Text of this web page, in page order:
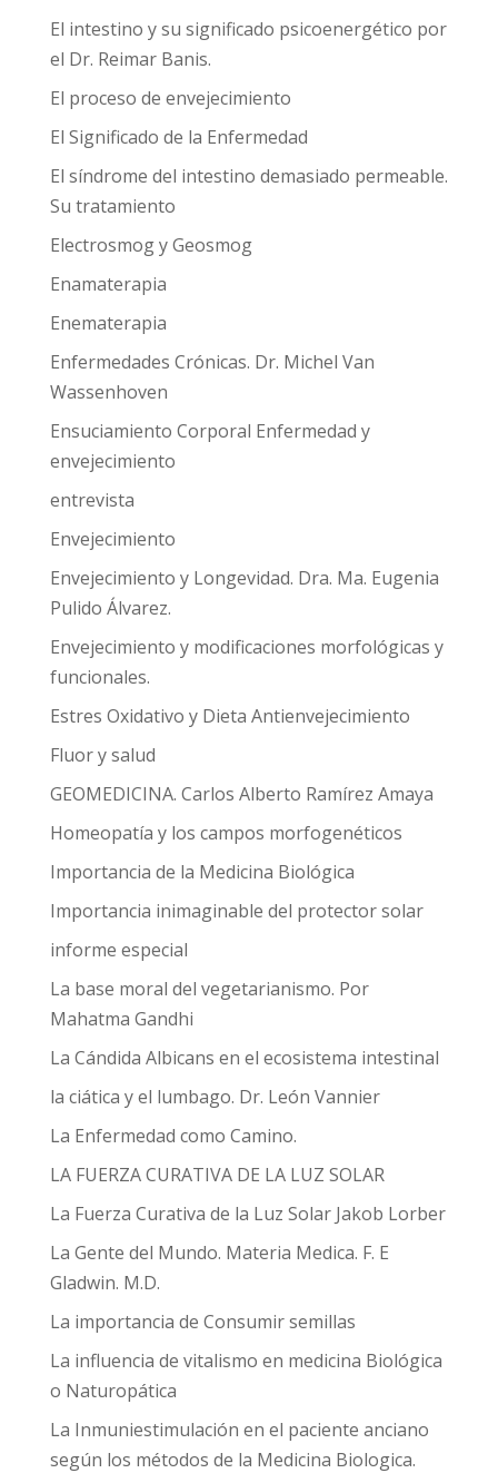
El intestino y su significado psicoenergético por
el Dr. Reimar Banis.
El proceso de envejecimiento
El Significado de la Enfermedad
El síndrome del intestino demasiado permeable.
Su tratamiento
Electrosmog y Geosmog
Enamaterapia
Enematerapia
Enfermedades Crónicas. Dr. Michel Van
Wassenhoven
Ensuciamiento Corporal Enfermedad y
envejecimiento
entrevista
Envejecimiento
Envejecimiento y Longevidad. Dra. Ma. Eugenia
Pulido Álvarez.
Envejecimiento y modificaciones morfológicas y
funcionales.
Estres Oxidativo y Dieta Antienvejecimiento
Fluor y salud
GEOMEDICINA. Carlos Alberto Ramírez Amaya
Homeopatía y los campos morfogenéticos
Importancia de la Medicina Biológica
Importancia inimaginable del protector solar
informe especial
La base moral del vegetarianismo. Por
Mahatma Gandhi
La Cándida Albicans en el ecosistema intestinal
la ciática y el lumbago. Dr. León Vannier
La Enfermedad como Camino.
LA FUERZA CURATIVA DE LA LUZ SOLAR
La Fuerza Curativa de la Luz Solar Jakob Lorber
La Gente del Mundo. Materia Medica. F. E
Gladwin. M.D.
La importancia de Consumir semillas
La influencia de vitalismo en medicina Biológica
o Naturopática
La Inmuniestimulación en el paciente anciano
según los métodos de la Medicina Biologica.